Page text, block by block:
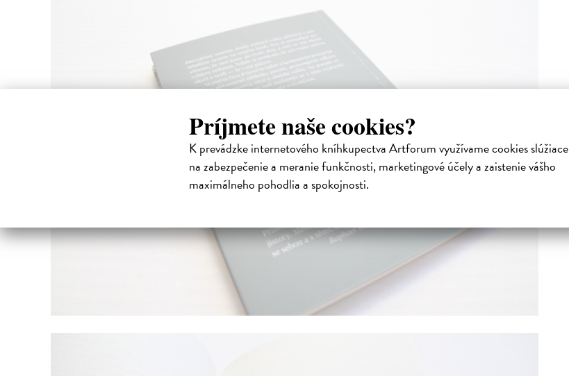
Príjmete naše cookies?
K prevádzke internetového kníhkupectva Artforum využívame cookies slúžiace
na zabezpečenie a meranie funkčnosti, marketingové účely a zaistenie vášho
maximálneho pohodlia a spokojnosti.